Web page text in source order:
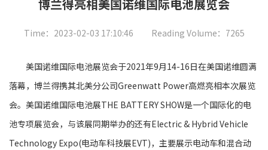
博兰得亮相美国诺维国际电池展览会
Time：2023-02-03 17:10:46 Reading Volume：7265
美国诺维国际电池展览会于2021年9月14-16日在美国诺维圆满
落幕，博兰得携其北美分公司Greenwatt Power高燃亮相本次展览
会。美国诺维国际电池展THE BATTERY SHOW是一个国际化的电
池专项展览会，与该展同期举办的还有Electric & Hybrid Vehicle
Technology Expo(电动车科技展EVT)，主要展示电动车和混合动